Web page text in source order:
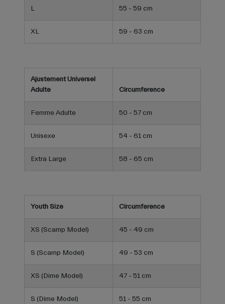
L 55 - 59 cm
XL 59 - 63 cm
Ajustement Universel
Adulte
Circumference
Femme Adulte 50 - 57 cm
Unisexe 54 - 61 cm
Extra Large 58 - 65 cm
Youth Size Circumference
XS (Scamp Model) 45 - 49 cm
S (Scamp Model) 49 - 53 cm
XS (Dime Model) 47 - 51 cm
S (Dime Model) 51 - 55 cm